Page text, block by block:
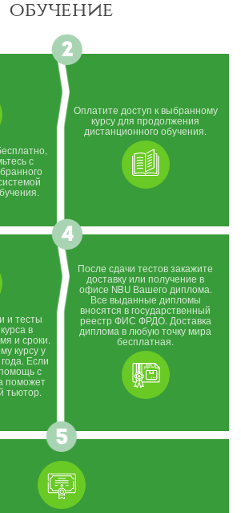
обучение
с
Оплатите доступ к выбранному
курсу для продолжения
дистанционного обучения.
и тесты
в
и сроки.
курсу у
Если
с
поможет
тьютор.
После сдачи тестов закажите
доставку или получение в
офисе NBU Вашего диплома.
Все выданные дипломы
вносятся в государственный
реестр ФИС ФРДО. Доставка
диплома в любую точку мира
бесплатная.